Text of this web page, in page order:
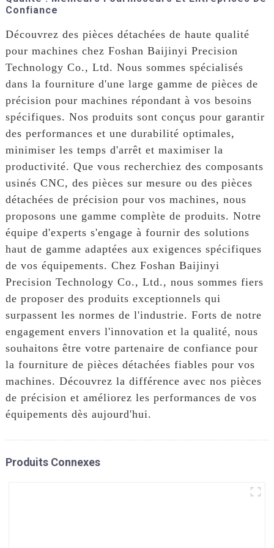
Confiance
Découvrez des pièces détachées de haute qualité
pour machines chez Foshan Baijinyi Precision
Technology Co., Ltd. Nous sommes spécialisés
dans la fourniture d'une large gamme de pièces de
précision pour machines répondant à vos besoins
spécifiques. Nos produits sont conçus pour garantir
des performances et une durabilité optimales,
minimiser les temps d'arrêt et maximiser la
productivité. Que vous recherchiez des composants
usinés CNC, des pièces sur mesure ou des pièces
détachées de précision pour vos machines, nous
proposons une gamme complète de produits. Notre
équipe d'experts s'engage à fournir des solutions
haut de gamme adaptées aux exigences spécifiques
de vos équipements. Chez Foshan Baijinyi
Precision Technology Co., Ltd., nous sommes fiers
de proposer des produits exceptionnels qui
surpassent les normes de l'industrie. Forts de notre
engagement envers l'innovation et la qualité, nous
souhaitons être votre partenaire de confiance pour
la fourniture de pièces détachées fiables pour vos
machines. Découvrez la différence avec nos pièces
de précision et améliorez les performances de vos
équipements dès aujourd'hui.
Produits Connexes